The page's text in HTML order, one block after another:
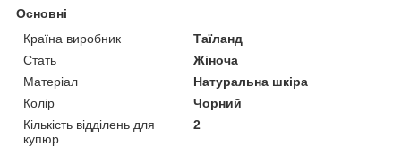
Основні
Країна виробник
Таїланд
Стать
Жіноча
Матеріал
Натуральна шкіра
Колір
Чорний
Кількість відділень для
купюр
2